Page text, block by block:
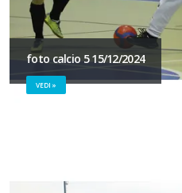
foto calcio 5 15/12/2024
VEDI »